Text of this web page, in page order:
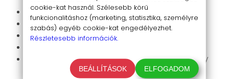
Serkenti a bőr saját kollagéntermelést
Fájdalommentes és biztonságos.
Akkumlátoros működés, vezetékek nélkül
Ergonomikus 160 fokos ívelt kialakítás, amely
követi az arc vonalát
cookie-kat használ. Szélesebb körű
funkcionalitáshoz (marketing, statisztika, személyre
szabás) egyéb cookie-kat engedélyezhet.
Részletesebb információk.
BEÁLLÍTÁSOK ELFOGADOM